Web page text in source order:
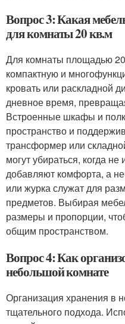
Вопрос 3: Какая
для комнаты 20 кв.м
Для комнаты площадью
компактную и
кровать или раскладной
дневное время,
Встроенные шкафы и
пространство и
трансформер или
могут убираться, когда
добавляют комфорта, а
или журка служат для
предметов. Выбирая
размеры и пропорции,
общим пространством.
Вопрос 4: Как
небольшой комнате
Организация хранения в
тщательного подхода.